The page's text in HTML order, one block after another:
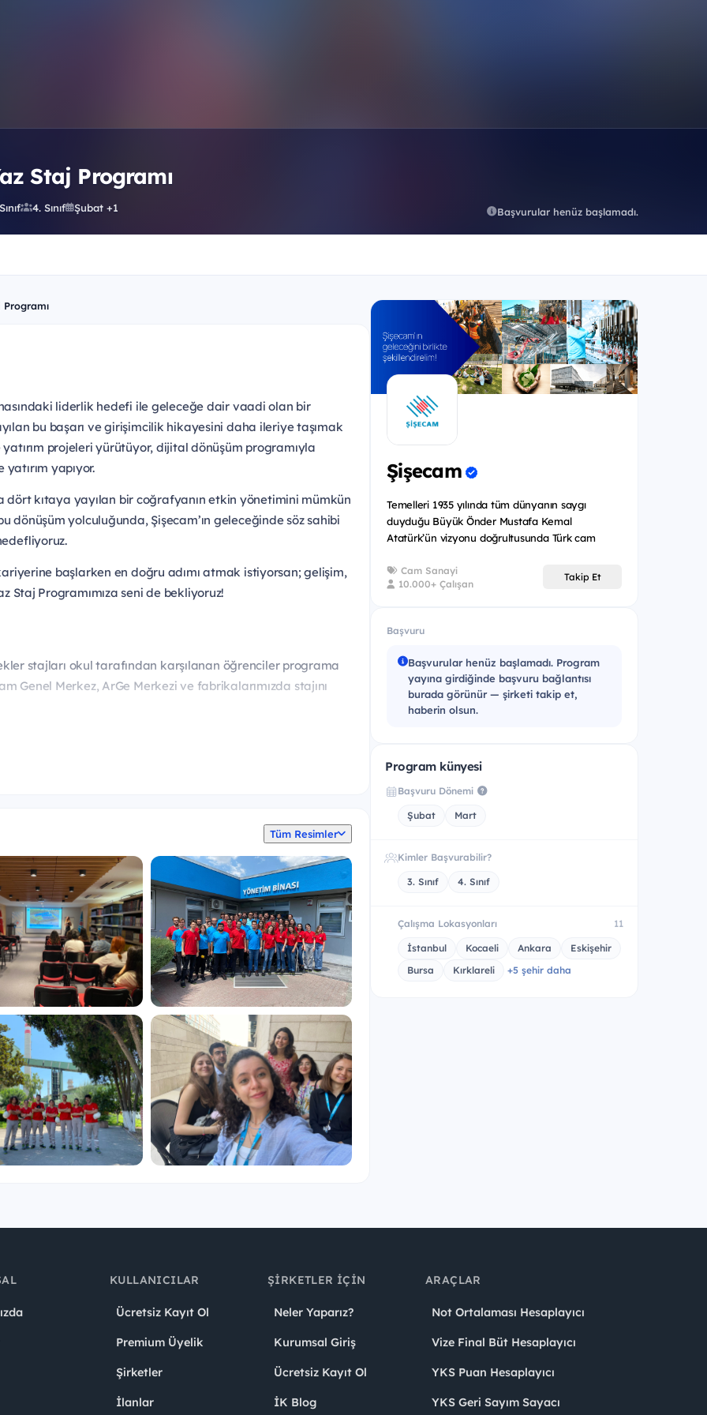
Staj Programı
4. Sınıf Şubat +1 Başvurular henüz başlamadı.
liderlik hedefi ile geleceğe dair vaadi olan bir
bu başarı ve girişimcilik hikayesini daha ileriye taşımak
projeleri yürütüyor, dijital dönüşüm programıyla
yapıyor.
kıtaya yayılan bir coğrafyanın etkin yönetimini mümkün
dönüşüm yolculuğunda, Şişecam’ın geleceğinde söz sahibi
başlarken en doğru adımı atmak istiyorsan; gelişim,
Staj Programımıza seni de bekliyoruz!
stajları okul tarafından karşılanan öğrenciler programa
Genel Merkez, ArGe Merkezi ve fabrikalarımızda stajını
staj dönemini seçebilme imkanı,
boyunca paylaştığımız ilanları kaçırmamak için
Tüm Resimler
Şişecam
Temelleri 1935 yılında tüm dünyanın saygı
duyduğu Büyük Önder Mustafa Kemal
Atatürk’ün vizyonu doğrultusunda Türk cam
Cam Sanayi
10.000+ Çalışan
Takip Et
Başvuru
Başvurular henüz başlamadı. Program
yayına girdiğinde başvuru bağlantısı
burada görünür — şirketi takip et,
haberin olsun.
Program künyesi
Başvuru Dönemi
Şubat Mart
Kimler Başvurabilir?
3. Sınıf 4. Sınıf
Çalışma Lokasyonları 11
İstanbul Kocaeli Ankara
Eskişehir
Bursa
Kırklareli +5 şehir daha
KULLANICILAR
Ücretsiz Kayıt Ol
Premium Üyelik
Şirketler
İlanlar
ŞIRKETLER İÇIN
Neler Yaparız?
Kurumsal Giriş
Ücretsiz Kayıt Ol
İK Blog
ARAÇLAR
Not Ortalaması Hesaplayıcı
Vize Final Büt Hesaplayıcı
YKS Puan Hesaplayıcı
YKS Geri Sayım Sayacı